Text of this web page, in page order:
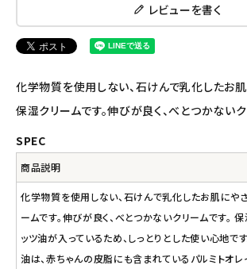
コラム・スタッフのおすすめ
ご利用ガイド等
アカウント情報
ようこそ ゲスト 様
レビューを書く
化学物質を使用しない、石けんで乳化したお
保湿クリームです。伸びが良く、べとつかないク
SPEC
商品説明
化学物質を使用しない、石けんで乳化したお肌にや
ームです。伸びが良く、べとつかないクリームです。
ッツ油が入っているため、しっとりとした使い心地で
油は、赤ちゃんの皮脂にも含まれているパルミトオ